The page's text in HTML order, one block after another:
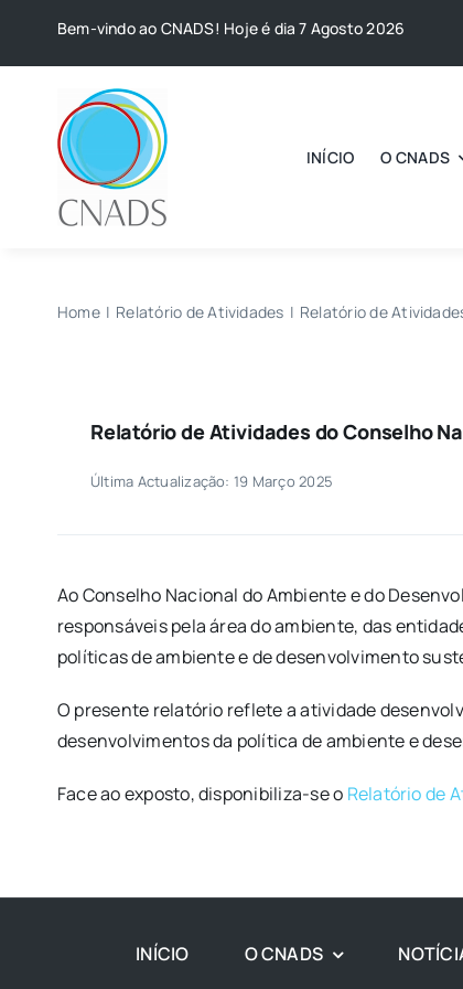
Bem-vindo ao CNADS! Hoje é dia 7 Agosto 2026
INÍCIO O CNADS
Home Relatório de Atividades Relatório de
Relatório de Atividades do Conselho
Última Actualização: 19 Março 2025
Ao Conselho Nacional do Ambiente e do
responsáveis pela área do ambiente, das
políticas de ambiente e de desenvolvimento
O presente relatório reflete a atividade
desenvolvimentos da política de ambiente e
Face ao exposto, disponibiliza-se o Relatório de
INÍCIO O CNADS